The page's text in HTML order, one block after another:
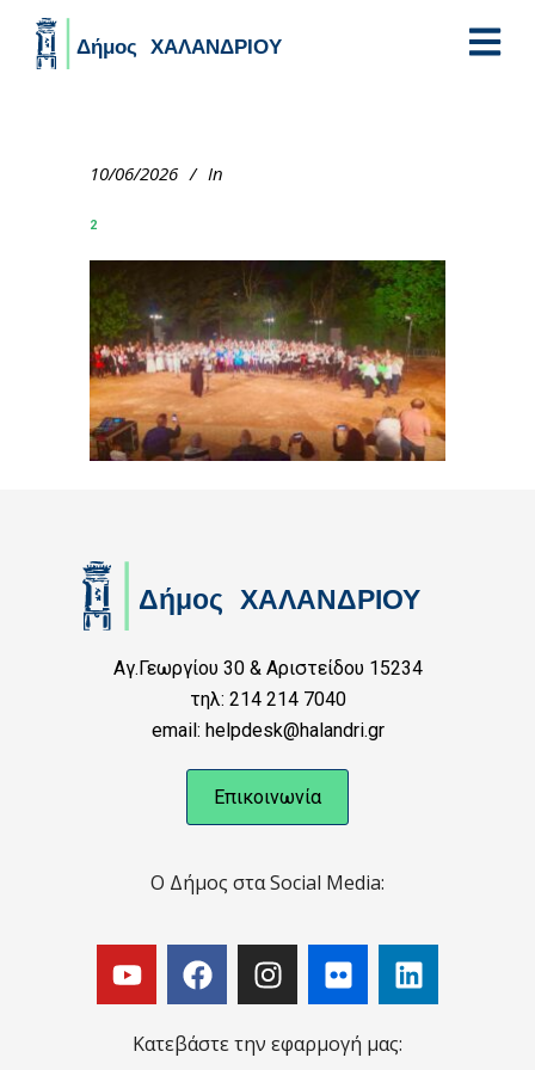
10/06/2026 In
2
Αγ.Γεωργίου 30 & Αριστείδου 15234
τηλ: 214 214 7040
email: helpdesk@halandri.gr
Επικοινωνία
Ο Δήμος στα Social Media:
Κατεβάστε την εφαρμογή μας: